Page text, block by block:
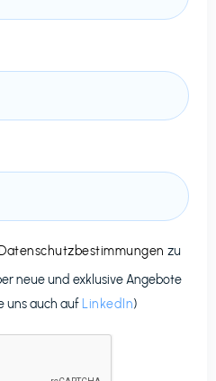
Datenschutzbestimmungen zu
neue und exklusive Angebote
uns auch auf LinkedIn)